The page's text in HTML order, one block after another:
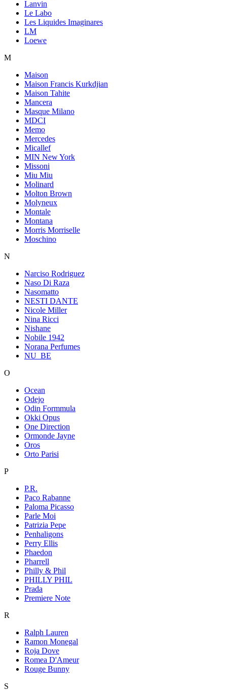
Lanvin
Le Labo
Les Liquides Imaginares
LM
Loewe
M
Maison
Maison Francis Kurkdjian
Maison Tahite
Mancera
Masque Milano
MDCI
Memo
Mercedes
Micallef
MIN New York
Missoni
Miu Miu
Molinard
Molton Brown
Molyneux
Montale
Montana
Morris Morriselle
Moschino
N
Narciso Rodriguez
Naso Di Raza
Nasomatto
NESTI DANTE
Nicole Miller
Nina Ricci
Nishane
Nobile 1942
Norana Perfumes
NU_BE
O
Ocean
Odejo
Odin Formmula
Okki Opus
One Direction
Ormonde Jayne
Oros
Orto Parisi
P
P.R.
Paco Rabanne
Paloma Picasso
Parle Moi
Patrizia Pepe
Penhaligons
Perry Ellis
Phaedon
Pharrell
Philly & Phil
PHILLY PHIL
Prada
Premiere Note
R
Ralph Lauren
Ramon Monegal
Roja Dove
Romea D'Ameur
Rouge Bunny
S